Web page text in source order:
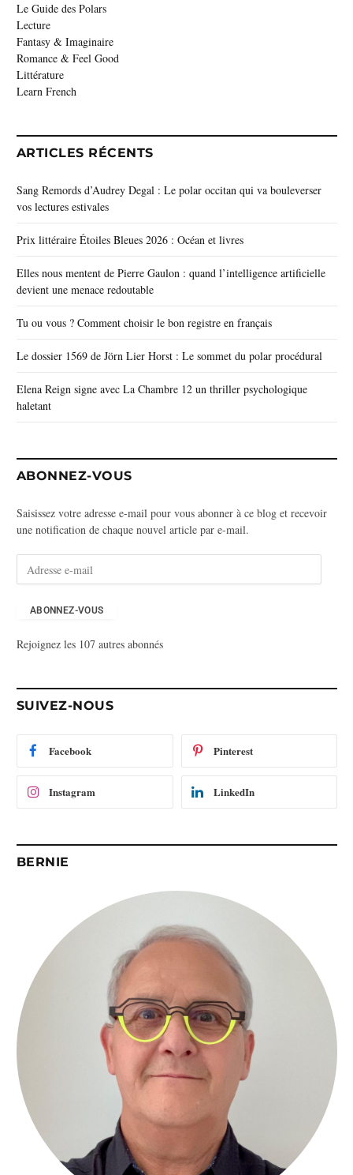
Le Guide des Polars
Lecture
Fantasy & Imaginaire
Romance & Feel Good
Littérature
Learn French
ARTICLES RÉCENTS
Sang Remords d’Audrey Degal : Le polar occitan qui va bouleverser
vos lectures estivales
Prix littéraire Étoiles Bleues 2026 : Océan et livres
Elles nous mentent de Pierre Gaulon : quand l’intelligence artificielle
devient une menace redoutable
Tu ou vous ? Comment choisir le bon registre en français
Le dossier 1569 de Jörn Lier Horst : Le sommet du polar procédural
Elena Reign signe avec La Chambre 12 un thriller psychologique
haletant
ABONNEZ-VOUS
Saisissez votre adresse e-mail pour vous abonner à ce blog et recevoir
une notification de chaque nouvel article par e-mail.
s
m
ABONNEZ-VOUS
Rejoignez les 107 autres abonnés
SUIVEZ-NOUS
Facebook Pinterest
Instagram LinkedIn
BERNIE